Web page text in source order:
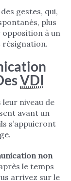
gestes, qui,
plus
opposition à un
VDI
niveau de
avant un
s’appuieront
non
le temps
arrivez sur le